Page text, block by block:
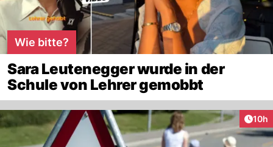
Wie bitte?
Sara Leutenegger wurde in der
Schule von Lehrer gemobbt
10h